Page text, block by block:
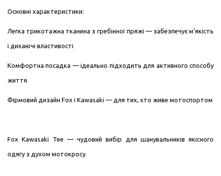
Основні характеристики:
Легка трикотажна тканина з гребінної пряжі — забезпечує м’якість
і дихаючі властивості
Комфортна посадка — ідеально підходить для активного способу
життя
Фірмовий дизайн Fox і Kawasaki — для тих, хто живе мотоспортом
Fox Kawasaki Tee — чудовий вибір для шанувальників якісного
одягу з духом мотокросу.